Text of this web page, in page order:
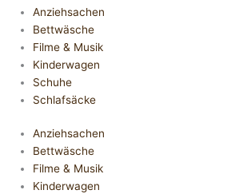
Anziehsachen
Bettwäsche
Filme & Musik
Kinderwagen
Schuhe
Schlafsäcke
Anziehsachen
Bettwäsche
Filme & Musik
Kinderwagen